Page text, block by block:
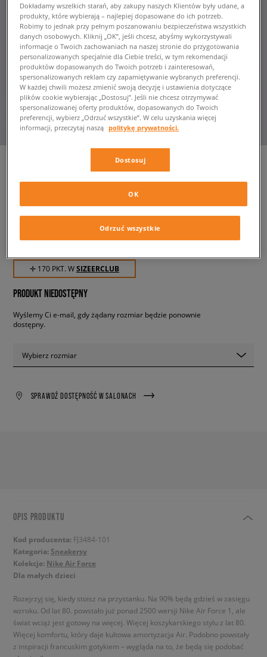
dziecięce, sneakersy
169,99 zł
✛ 170 PKT. WSIZEERCLUB
PRODUKT NIEDOSTĘPNY
Wyślemy Ci e-mail, gdy żądany rozmiar będzie ponownie
dostępny.
Wybierz rozmiar
SPRAWDŹ DOSTĘPNOŚĆ W SALONACH
OPIS PRODUKTU
Kod producenta: FJ3484-101
Kategoria: Sneakersy
Kolekcje: Nike Air Force
Dla małych dzieci
Rozejrzyj się, kiedy stoisz na przystanku. Na 90% będą gdzieś w zasięgu
wzroku. Od lat 80. powstało już ponad 2500 wersji Nike Air Force 1, ale
świat wciąż jest gotowy na więcej. Więcej koszykarskiego stylu z lat 80.
Więcej komfortu, który daje kultowa amortyzacja Air. Podobno powstały
z inspiracji francuskim gotykiem – wygląda na to, że będą się podobać
Dokładamy wszelkich starań, aby zakupy naszych Klientów były udane, a
produkty, które wybierają – najlepiej dopasowane do ich potrzeb.
Robimy to jednak przy pełnym poszanowaniu bezpieczeństwa wszystkich
danych osobowych. Kliknij „OK”, jeśli chcesz, abyśmy wykorzystywali
informacje o Twoich zachowaniach na naszej stronie do przygotowania
personalizowanych specjalnie dla Ciebie treści, w tym rekomendacji
produktów dopasowanych do Twoich potrzeb i zainteresowań,
spersonalizowanych reklam czy zapamiętywanie wybranych preferencji.
W każdej chwili możesz zmienić swoją decyzję i ustawienia dotyczące
plików cookie wybierając „Dostosuj”. Jeśli nie chcesz otrzymywać
spersonalizowanej oferty produktów, dopasowanych do Twoich
preferencji, wybierz „Odrzuć wszystkie”. W celu uzyskania więcej
informacji, przeczytaj naszą politykę prywatności.
Dostosuj
Odrzuć wszystkie
OK